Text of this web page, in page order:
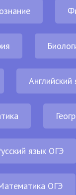
Английский
язык ОГЭ
ОГЭ